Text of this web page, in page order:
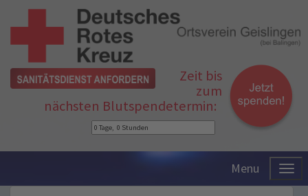
Zeit bis
zum
nächsten Blutspendetermin:
Menu